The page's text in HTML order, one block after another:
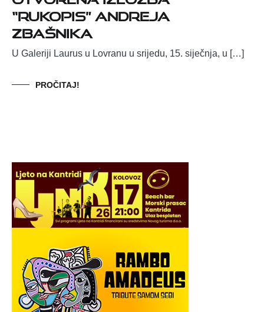
“Rukopis” Andreja
Zbašnika
U Galeriji Laurus u Lovranu u srijedu, 15. siječnja, u […]
PROČITAJ!